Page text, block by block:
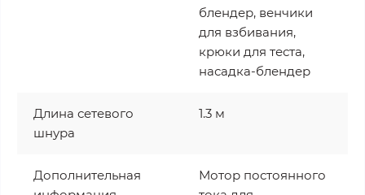
блендер, венчики
для взбивания,
крюки для теста,
насадка-блендер
Длина сетевого
шнура
1.3 м
Дополнительная
Мотор постоянного